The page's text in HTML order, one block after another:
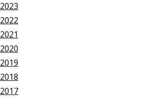
2023
2022
2021
2020
2019
2018
2017